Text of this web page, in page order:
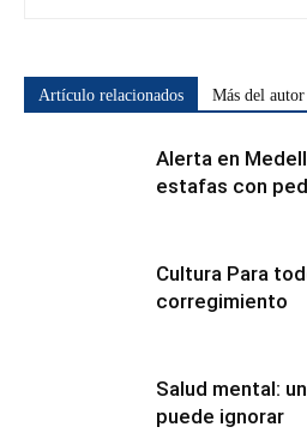
Artículo relacionados Más del autor
Alerta en
estafas con
Cultura Para
corregimiento
Salud mental:
puede ignorar